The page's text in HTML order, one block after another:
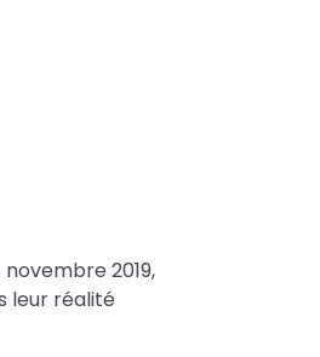
2019,
leur réalité